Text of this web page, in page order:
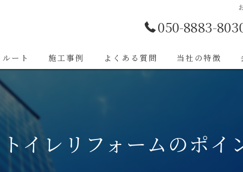
050-8883-
ルート 施工事例 よくある質問 当社の特徴
内装リフォーム
イレリフォームのポイ